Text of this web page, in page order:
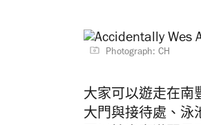
Photograph: CH
大家可以遊走在南
大門與接待處、泳